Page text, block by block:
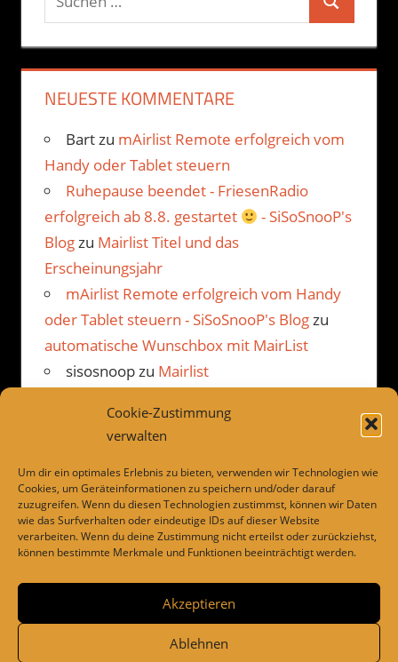
Cookie-Zustimmung
verwalten
Um dir ein optimales Erlebnis zu bieten, verwenden wir Technologien wie
Cookies, um Geräteinformationen zu speichern und/oder darauf
zuzugreifen. Wenn du diesen Technologien zustimmst, können wir Daten
wie das Surfverhalten oder eindeutige IDs auf dieser Website
verarbeiten. Wenn du deine Zustimmung nicht erteilst oder zurückziehst,
können bestimmte Merkmale und Funktionen beeinträchtigt werden.
Akzeptieren
Ablehnen
nach:
Suchen
NEUESTE KOMMENTARE
Bartzu mAirlist Remote erfolgreich vom
Handy oder Tablet steuern
Ruhepause beendet - FriesenRadio
erfolgreich ab 8.8. gestartet
- SiSoSnooP's
Blogzu Mairlist Titel und das
Erscheinungsjahr
mAirlist Remote erfolgreich vom Handy
oder Tablet steuern - SiSoSnooP's Blogzu
automatische Wunschbox mit MairList
sisosnoopzu Mairlist
Mairlist Kommentarbetrachter
LINKS
Drivesnapshot